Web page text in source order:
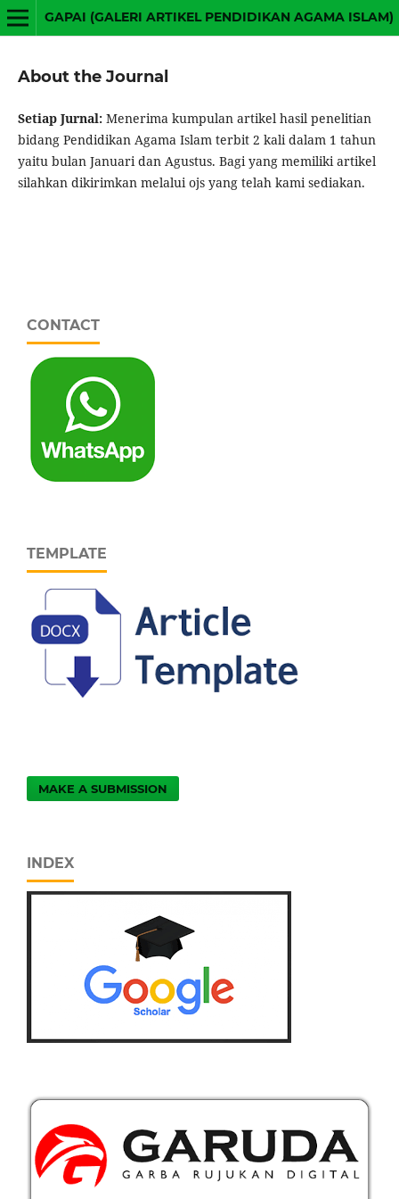
GAPAI (GALERI ARTIKEL PENDIDIKAN AGAMA ISLAM)
About the Journal
Setiap Jurnal:Menerima kumpulan artikel hasil penelitian
bidang Pendidikan Agama Islam terbit 2 kali dalam 1 tahun
yaitu bulan Januari dan Agustus. Bagi yang memiliki artikel
silahkan dikirimkan melalui ojs yang telah kami sediakan.
CONTACT
TEMPLATE
MAKE A SUBMISSION
INDEX